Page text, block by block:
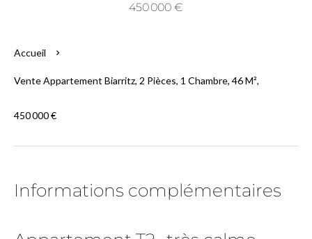
450 000 €
Accueil
Vente Appartement Biarritz, 2 Pièces, 1 Chambre, 46 M²,
450 000 €
Informations complémentaires